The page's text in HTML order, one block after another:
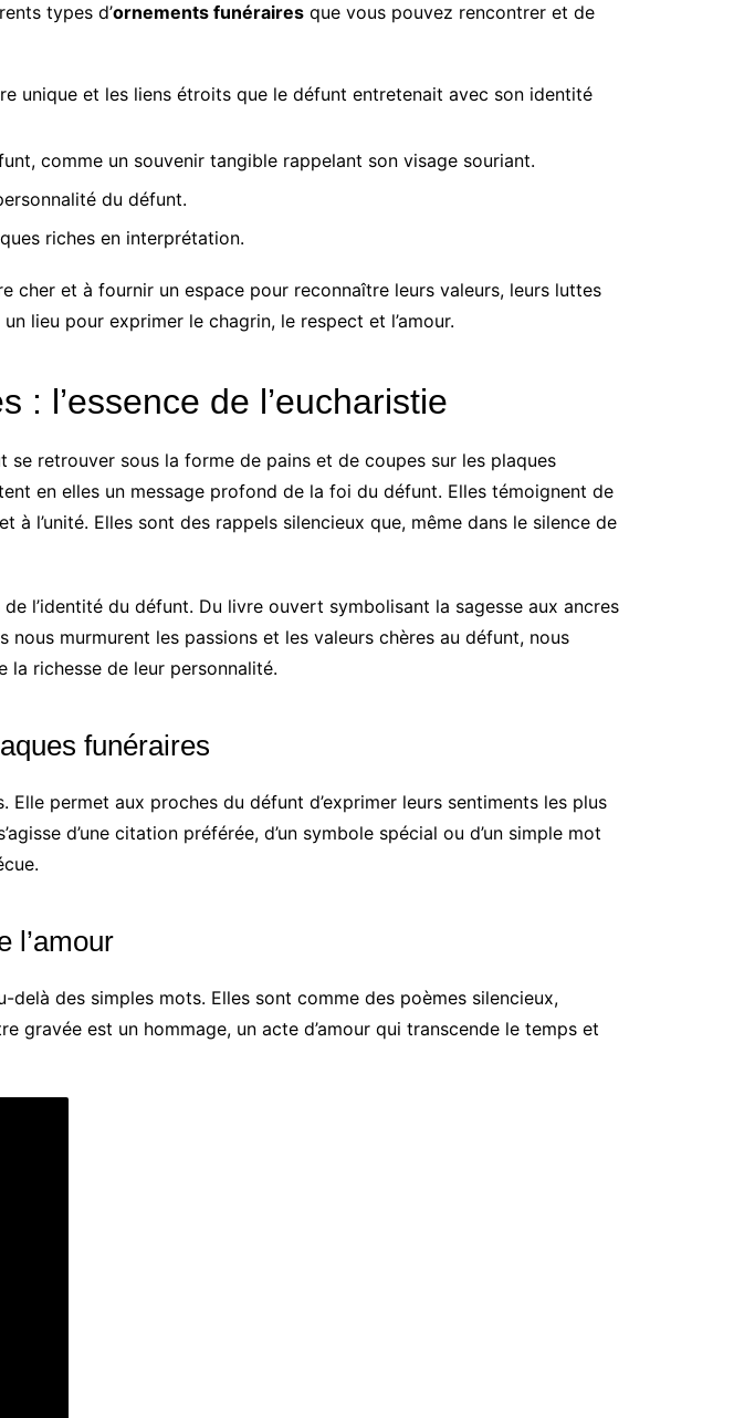
types d’ornements funéraires que vous pouvez rencontrer et de
unique et les liens étroits que le défunt entretenait avec son identité
comme un souvenir tangible rappelant son visage souriant.
du défunt.
riches en interprétation.
cher et à fournir un espace pour reconnaître leurs valeurs, leurs luttes
lieu pour exprimer le chagrin, le respect et l’amour.
: l’essence de l’eucharistie
se retrouver sous la forme de pains et de coupes sur les plaques
en elles un message profond de la foi du défunt. Elles témoignent de
l’unité. Elles sont des rappels silencieux que, même dans le silence de
l’identité du défunt. Du livre ouvert symbolisant la sagesse aux ancres
murmurent les passions et les valeurs chères au défunt, nous
richesse de leur personnalité.
funéraires
permet aux proches du défunt d’exprimer leurs sentiments les plus
d’une citation préférée, d’un symbole spécial ou d’un simple mot
l’amour
delà des simples mots. Elles sont comme des poèmes silencieux,
gravée est un hommage, un acte d’amour qui transcende le temps et